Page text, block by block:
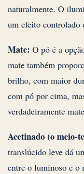
naturalmente. O
um efeito controlado
Mate: O pó é a
mate também
brilho, com maior
com pó por cima,
verdadeiramente
Acetinado (o meio-
translúcido leve dá
entre o luminoso e o